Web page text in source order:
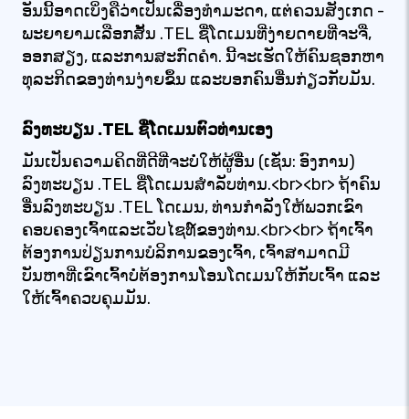
ອັນນີ້ອາດເບິ່ງຄືວ່າເປັນເລື່ອງທຳມະດາ, ແຕ່ຄວນສັງເກດ -
ພະຍາຍາມເລືອກສັ້ນ .TEL ຊື່ໂດເມນທີ່ງ່າຍດາຍທີ່ຈະຈື່,
ອອກສຽງ, ແລະການສະກົດຄໍາ. ນີ້ຈະເຮັດໃຫ້ຄົນຊອກຫາ
ທຸລະກິດຂອງທ່ານງ່າຍຂຶ້ນ ແລະບອກຄົນອື່ນກ່ຽວກັບມັນ.
ລົງທະບຽນ .TEL ຊື່ໂດເມນຕົວທ່ານເອງ
ມັນເປັນຄວາມຄິດທີ່ດີທີ່ຈະບໍ່ໃຫ້ຜູ້ອື່ນ (ເຊັ່ນ: ອົງການ)
ລົງທະບຽນ .TEL ຊື່ໂດເມນສໍາລັບທ່ານ.<br><br> ຖ້າຄົນ
ອື່ນລົງທະບຽນ .TEL ໂດເມນ, ທ່ານກໍາລັງໃຫ້ພວກເຂົາ
ຄອບຄອງເຈົ້າແລະເວັບໄຊທ໌ຂອງທ່ານ.<br><br> ຖ້າເຈົ້າ
ຕ້ອງການປ່ຽນການບໍລິການຂອງເຈົ້າ, ເຈົ້າສາມາດມີ
ບັນຫາທີ່ເຂົາເຈົ້າບໍ່ຕ້ອງການໂອນໂດເມນໃຫ້ກັບເຈົ້າ ແລະ
ໃຫ້ເຈົ້າຄວບຄຸມມັນ.